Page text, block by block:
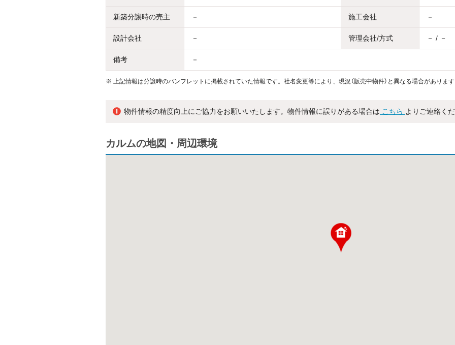
新築分譲時の売主 － 施工会社 －
設計会社 － 管理会社/方式 － / －
備考 －
※ 上記情報は分譲時のパンフレットに掲載されていた情報です。社名変更等により、現況（販売中物件）と異なる場合があります
物件情報の精度向上にご協力をお願いいたします。物件情報に誤りがある場合は こちら よりご連絡くだ
カルムの地図・周辺環境